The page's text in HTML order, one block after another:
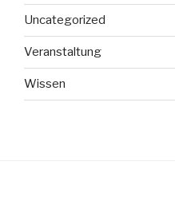
Uncategorized
Veranstaltung
Wissen